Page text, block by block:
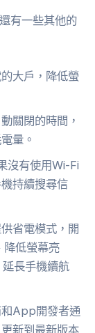
有一些其他的
大戶，降低螢
關閉的時間，
量。
沒有使用Wi-Fi
持續搜尋信
省電模式，開
降低螢幕亮
長手機續航
App開發者通
新到最新版本